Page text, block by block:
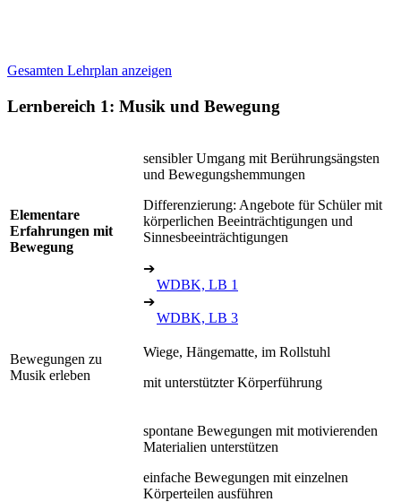
Gesamten Lehrplan anzeigen
Lernbereich 1: Musik und Bewegung
Elementare
Erfahrungen mit
Bewegung
sensibler Umgang mit Berührungsängsten
und Bewegungshemmungen
Differenzierung: Angebote für Schüler mit
körperlichen Beeinträchtigungen und
Sinnesbeeinträchtigungen
➔
WDBK, LB 1
➔
WDBK, LB 3
Bewegungen zu
Musik erleben
Wiege, Hängematte, im Rollstuhl
mit unterstützter Körperführung
spontane Bewegungen mit motivierenden
Materialien unterstützen
einfache Bewegungen mit einzelnen
Körperteilen ausführen